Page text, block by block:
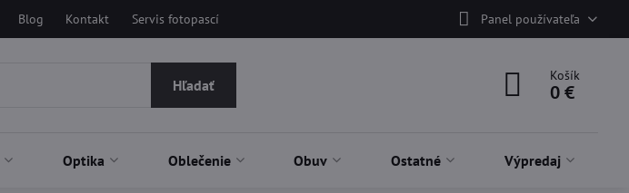
Blog Kontakt Servis fotopascí Panel používateľa
Hľadať
Košík
0 €
Optika Oblečenie Obuv Ostatné Výpredaj